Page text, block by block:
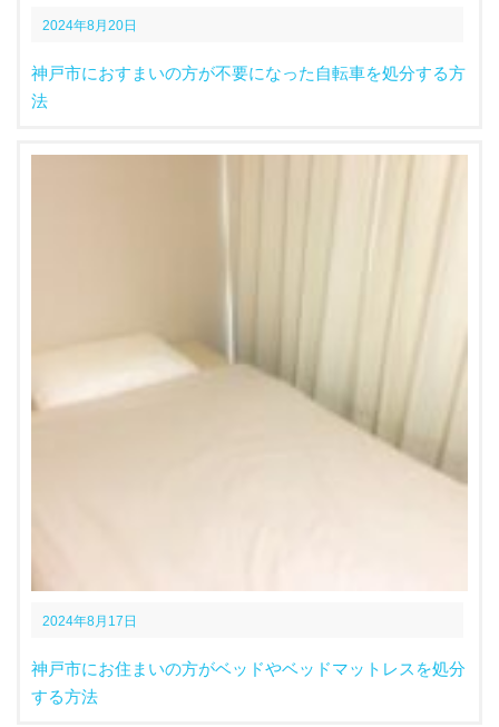
2024年8月20日
神戸市におすまいの方が不要になった自転車を処分する方
法
2024年8月17日
神戸市にお住まいの方がベッドやベッドマットレスを処分
する方法